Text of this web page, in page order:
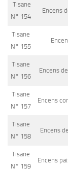
Tisane
N° 154
Encens
Tisane
N° 155
Tisane
N° 156
Encens
Tisane
N° 157
Encens
Tisane
N° 158
Encens
Tisane
N° 159
Encens